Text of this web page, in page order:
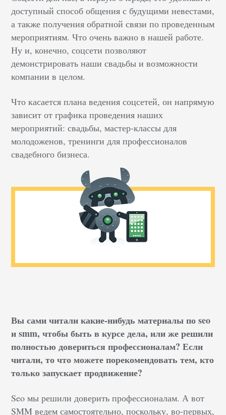
доступный способ общения с будущими невестами,
а также получения обратной связи по проведенным
мероприятиям. Что очень важно в нашей работе.
Ну и, конечно, соцсети позволяют
демонстрировать наши свадьбы и возможности
компании в целом.
Что касается плана ведения соцсетей, он напрямую
зависит от графика проведения наших
мероприятий: свадьбы, мастер-классы для
молодоженов, тренинги для профессионалов
свадебного бизнеса.
Вы сами читали какие-нибудь материалы по seo
и smm, чтобы быть в курсе дела, или же решили
полностью довериться профессионалам? Если
читали, то что можете порекомендовать тем, кто
только запускает продвижение?
Seo мы решили доверить профессионалам. А вот
SMM ведем самостоятельно, поскольку, во-первых,